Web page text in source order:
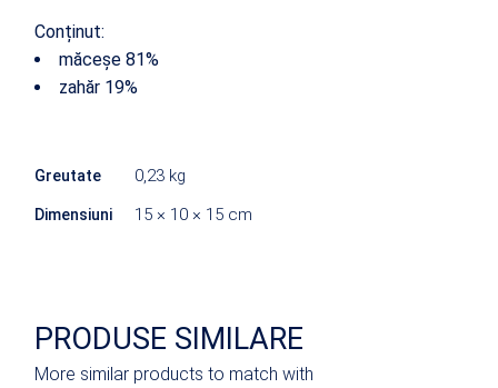
Conținut:
măceșe 81%
zahăr 19%
Greutate 0,23 kg
Dimensiuni 15 × 10 × 15 cm
PRODUSE SIMILARE
More similar products to match with